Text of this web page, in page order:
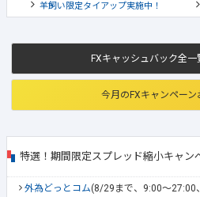
FXキャッシュバック全一
今月のFXキャンペーン
特選！期間限定スプレッド縮小キャン
外為どっとコム(8/29まで、9:00～27:00
羊飼い限定タイアップ実施中！